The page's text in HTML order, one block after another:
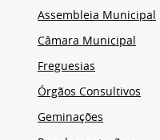
Assembleia Municipal
Câmara Municipal
Freguesias
Órgãos Consultivos
Geminações